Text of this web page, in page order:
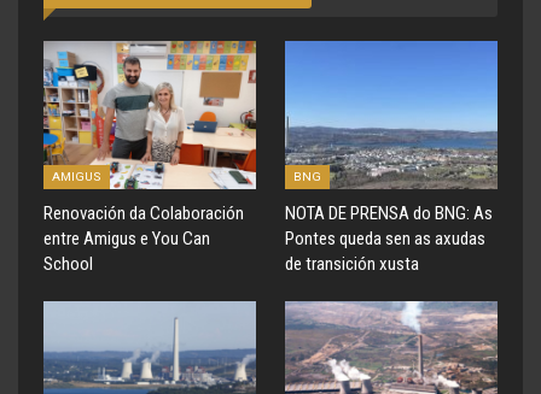
AMIGUS
Renovación da Colaboración
entre Amigus e You Can
School
BNG
NOTA DE PRENSA do BNG: As
Pontes queda sen as axudas
de transición xusta